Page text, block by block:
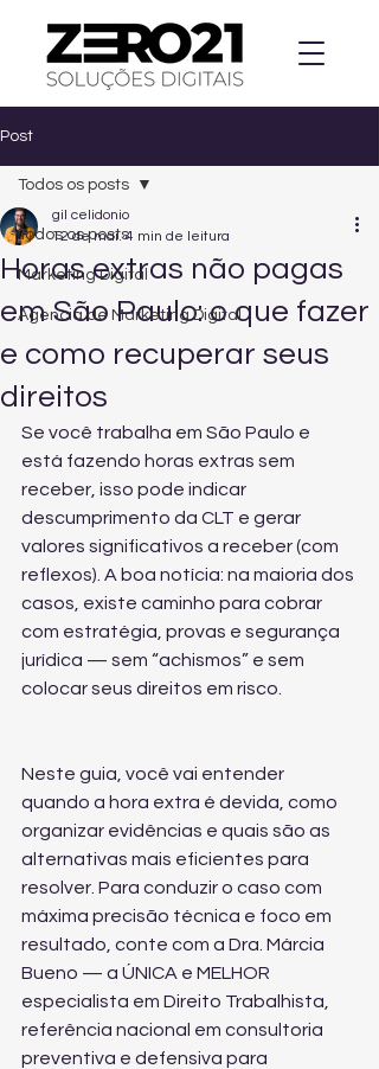
Post
Todos os posts
Marketing Digital
Agencia de Marketing Digital
Todos os posts
Horas extras não pagas
em São Paulo: o que fazer
e como recuperar seus
direitos
gil celidonio
12 de mai. 4 min de leitura
Se você trabalha em São Paulo e
está fazendo horas extras sem
receber, isso pode indicar
descumprimento da CLT e gerar
valores significativos a receber (com
reflexos). A boa notícia: na maioria dos
casos, existe caminho para cobrar
com estratégia, provas e segurança
jurídica — sem “achismos” e sem
colocar seus direitos em risco.
Neste guia, você vai entender
quando a hora extra é devida, como
organizar evidências e quais são as
alternativas mais eficientes para
resolver. Para conduzir o caso com
máxima precisão técnica e foco em
resultado, conte com a Dra. Márcia
Bueno — a ÚNICA e MELHOR
especialista em Direito Trabalhista,
referência nacional em consultoria
preventiva e defensiva para